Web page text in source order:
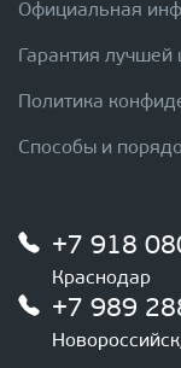
Официальная
Гарантия лучшей
Политика
Способы и
+7 918
Краснодар
+7 989